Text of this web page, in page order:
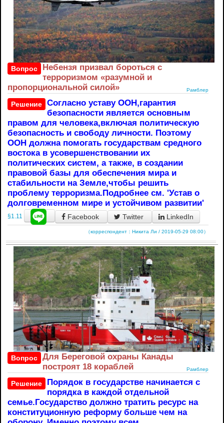
Вопрос
Небензя призвал бороться с
терроризмом «разумной и
пропорциональной силой»
Рамблер
Решение
Согласно уставу ООН,гарантия
безопасности является основным
правом для человека,включая политическую
безопасность и свободу личности. Поэтому
ООН должна помогать государствам средного
востока в усовершенствовании их
политических систем, а также, в создании
правовой базы для обеспечения мира и
стабильности на Земле,чтобы решить
проблему терроризма.Подробнее см. 'Устав о
долговременном мире и устойчивом развитии'
§1.11 Facebook Twitter LinkedIn
（корреспондент：Никита Ли / 2019-05-29 08:00）
Вопрос
Для Береговой охраны Канады
построят 18 кораблей
Рамблер
Решение
Порядок в государстве начинается с
порядка в каждой отдельной
семье.Государство должно тратить ресурс на
конституционную реформу больше чем на